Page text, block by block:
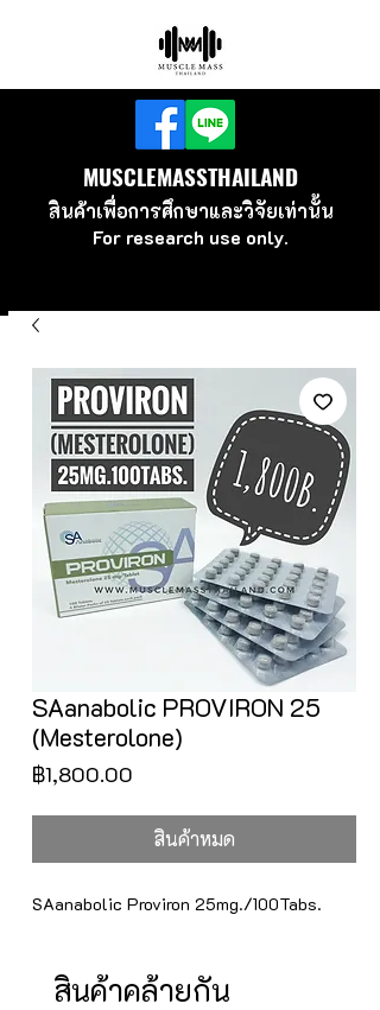
MUSCLEMASSTHAILAND
สินค้าเพื่อการศึกษาและวิจัยเท่านั้น
For research use only.
SAanabolic PROVIRON 25
(Mesterolone)
฿1,800.00
สินค้าหมด
SAanabolic Proviron 25mg./100Tabs.
สินค้าคล้ายกัน